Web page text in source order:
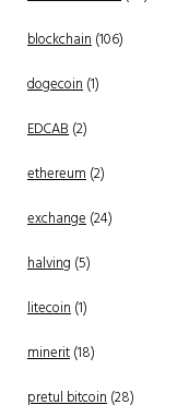
blockchain(106)
dogecoin(1)
EDCAB(2)
ethereum(2)
exchange(24)
halving (5)
litecoin(1)
minerit(18)
pretul bitcoin(28)